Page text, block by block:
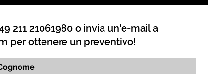
211 21061980 o invia un'e-mail a
per ottenere un preventivo!